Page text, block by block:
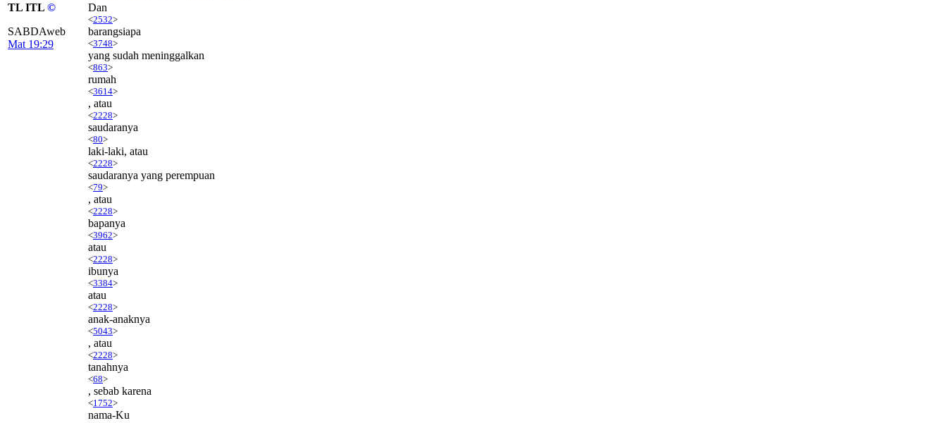
TL ITL ©
SABDAweb
Mat 19:29
Dan
<2532>
barangsiapa
<3748>
yang sudah meninggalkan
<863>
rumah
<3614>
, atau
<2228>
saudaranya
<80>
laki-laki, atau
<2228>
saudaranya yang perempuan
<79>
, atau
<2228>
bapanya
<3962>
atau
<2228>
ibunya
<3384>
atau
<2228>
anak-anaknya
<5043>
, atau
<2228>
tanahnya
<68>
, sebab karena
<1752>
nama-Ku